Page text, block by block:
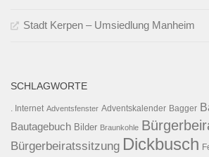
Stadt Kerpen – Umsiedlung Manheim
SCHLAGWORTE
. Internet Adventsfenster Adventskalender Bagger
Bautagebuch Bilder Braunkohle
Bürgerbeiratssitzung Dickbusch